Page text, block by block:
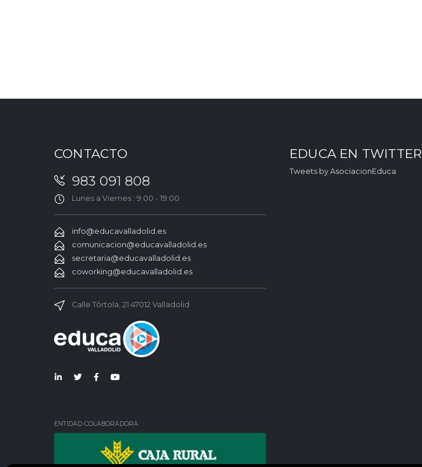
CONTACTO
983 091 808
Lunes a Viernes : 9:00 - 19:00
info@educavalladolid.es
comunicacion@educavalladolid.es
secretaria@educavalladolid.es
coworking@educavalladolid.es
Calle Tórtola, 21 47012 Valladolid
ENTIDAD COLABORADORA
EDUCA EN TWITTER
Tweets by AsociacionEduca